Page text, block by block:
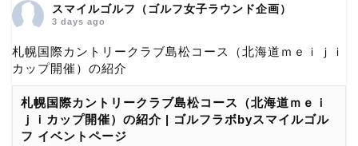
スマイルゴルフ（ゴルフ女子ラウンド企画）
3 days ago
札幌国際カントリークラブ島松コース（北海道ｍｅｉｊｉ
カップ開催）の紹介
札幌国際カントリークラブ島松コース（北海道ｍｅｉ
ｊｉカップ開催）の紹介 | ゴルフラボbyスマイルゴル
フ イベントページ